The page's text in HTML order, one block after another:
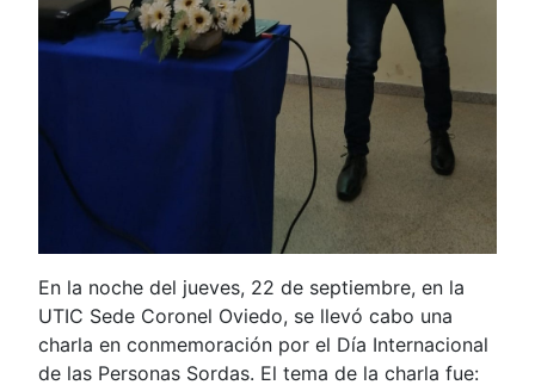
En la noche del jueves, 22 de septiembre, en la
UTIC Sede Coronel Oviedo, se llevó cabo una
charla en conmemoración por el Día Internacional
de las Personas Sordas. El tema de la charla fue: